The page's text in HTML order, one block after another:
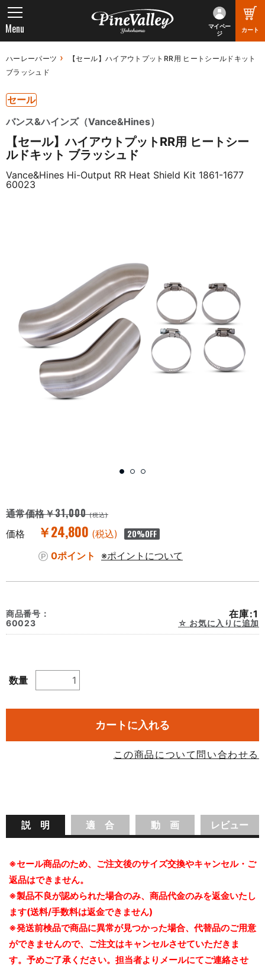
マイペー
ジ
カート
Menu
ハーレーパーツ
【セール】ハイアウトプットRR用 ヒートシールドキット
ブラッシュド
セール
バンス&ハインズ（Vance&Hines）
【セール】ハイアウトプットRR用 ヒートシー
ルドキット ブラッシュド
Vance&Hines Hi-Output RR Heat Shield Kit 1861-1677
60023
通常価格￥31,000 (税込)
価格 ￥24,800 (税込) 20%OFF
0ポイント
※ポイントについて
商品番号：
60023
在庫:1
お気に入りに追加
数量
カートに入れる
この商品について問い合わせる
説 明 適 合 動 画 レビュー
※セール商品のため、ご注文後のサイズ交換やキャンセル・ご
返品はできません。
※製品不良が認められた場合のみ、商品代金のみを返金いたし
ます(送料/手数料は返金できません)
※発送前検品で商品に異常が見つかった場合、代替品のご用意
ができませんので、ご注文はキャンセルさせていただきま
す。予めご了承ください。担当者よりメールにてご連絡させ